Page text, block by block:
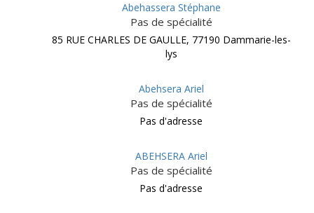
Abehassera Stéphane
Pas de spécialité
85 RUE CHARLES DE GAULLE, 77190 Dammarie-les-
lys
Abehsera Ariel
Pas de spécialité
Pas d'adresse
ABEHSERA Ariel
Pas de spécialité
Pas d'adresse